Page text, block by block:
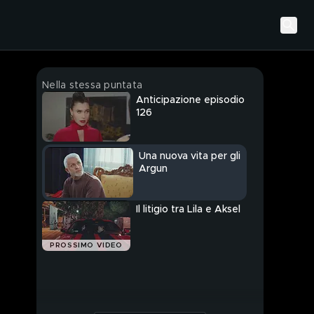
Nella stessa puntata
Anticipazione episodio
126
Una nuova vita per gli
Argun
PROSSIMO VIDEO
Il litigio tra Lila e Aksel